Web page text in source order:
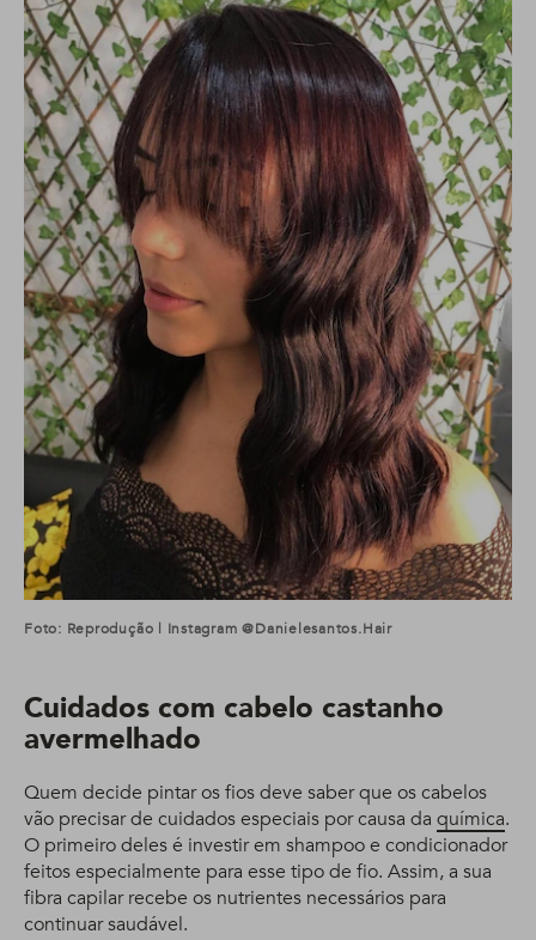
Foto: Reprodução | Instagram @danielesantos.hair
Cuidados com cabelo castanho
avermelhado
Quem decide pintar os fios deve saber que os cabelos
vão precisar de cuidados especiais por causa da química.
O primeiro deles é investir em shampoo e condicionador
feitos especialmente para esse tipo de fio. Assim, a sua
fibra capilar recebe os nutrientes necessários para
continuar saudável.